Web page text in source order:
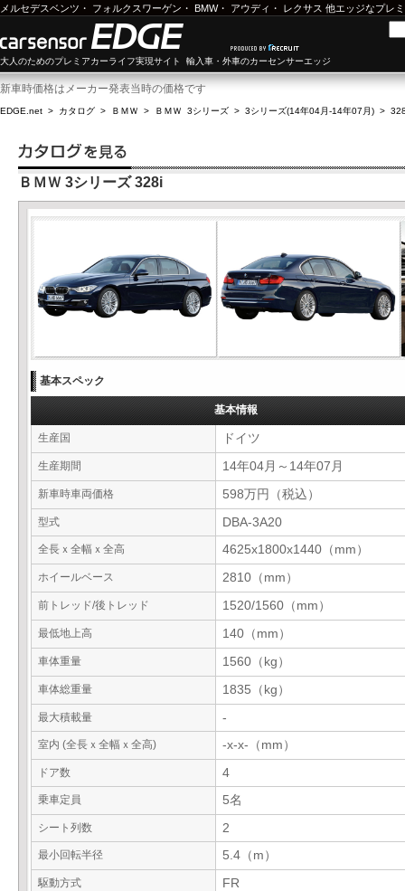
メルセデスベンツ ・ フォルクスワーゲン ・ BMW・ アウディ ・ レクサス 他エッジなプレ
大人のためのプレミアカーライフ実現サイト 輸入車・外車のカーセンサーエッジ
新車時価格はメーカー発表当時の価格です
EDGE.net > カタログ > ＢＭＷ > ＢＭＷ 3シリーズ > 3シリーズ(14年04月-14年07月) >
ＢＭＷ 3シリーズ 328i
基本スペック
基本情報
生産国 ドイツ
生産期間 14年04月～14年07月
新車時車両価格 598万円（税込）
型式 DBA-3A20
全長ｘ全幅ｘ全高 4625x1800x1440（mm）
ホイールベース 2810（mm）
前トレッド/後トレッド 1520/1560（mm）
最低地上高 140（mm）
車体重量 1560（kg）
車体総重量 1835（kg）
最大積載量 -
室内 (全長ｘ全幅ｘ全高) -x-x-（mm）
ドア数 4
乗車定員 5名
シート列数 2
最小回転半径 5.4（m）
駆動方式 FR